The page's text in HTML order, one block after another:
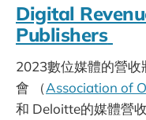
Digital
Publishers
2023數位媒體的營
會 （Association of
和 Deloitte的媒體營